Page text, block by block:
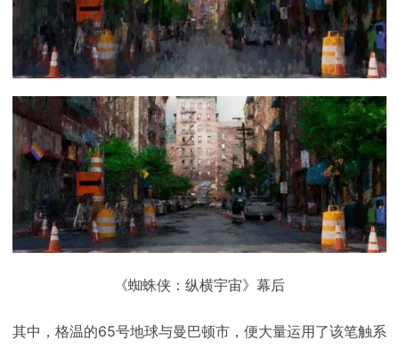
《蜘蛛侠：纵横宇宙》幕后
其中，格温的65号地球与曼巴顿市，便大量运用了该笔触系